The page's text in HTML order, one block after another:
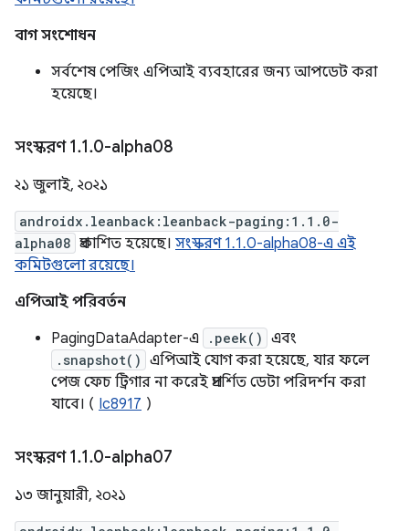
বাগ সংশোধন
সর্বশেষ পেজিং এপিআই ব্যবহারের জন্য আপডেট করা
হয়েছে।
সংস্করণ 1.1.0-alpha08
২১ জুলাই, ২০২১
androidx.leanback:leanback-paging:1.1.0-
alpha08 প্রকাশিত হয়েছে। সংস্করণ 1.1.0-alpha08-এ এই
কমিটগুলো রয়েছে।
এপিআই পরিবর্তন
PagingDataAdapter-এ
.peek() এবং
.snapshot() এপিআই যোগ করা হয়েছে, যার ফলে
পেজ ফেচ ট্রিগার না করেই প্রদর্শিত ডেটা পরিদর্শন করা
যাবে। ( Ic8917 )
সংস্করণ 1.1.0-alpha07
১৩ জানুয়ারী, ২০২১